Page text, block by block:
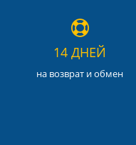
14 ДНЕЙ
на возврат и обмен